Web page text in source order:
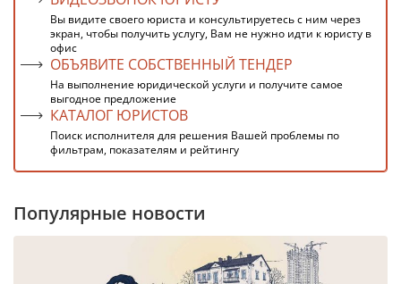
Вы видите своего юриста и консультируетесь с ним через
экран, чтобы получить услугу, Вам не нужно идти к юристу в
офис
ОБЪЯВИТЕ СОБСТВЕННЫЙ ТЕНДЕР
На выполнение юридической услуги и получите самое
выгодное предложение
КАТАЛОГ ЮРИСТОВ
Поиск исполнителя для решения Вашей проблемы по
фильтрам, показателям и рейтингу
Популярные новости